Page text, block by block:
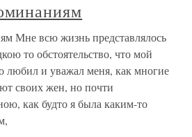
Мне всю жизнь представлялось
то обстоятельство, что мой
любил и уважал меня, как многие
своих жен, но почти
как будто я была каким-то